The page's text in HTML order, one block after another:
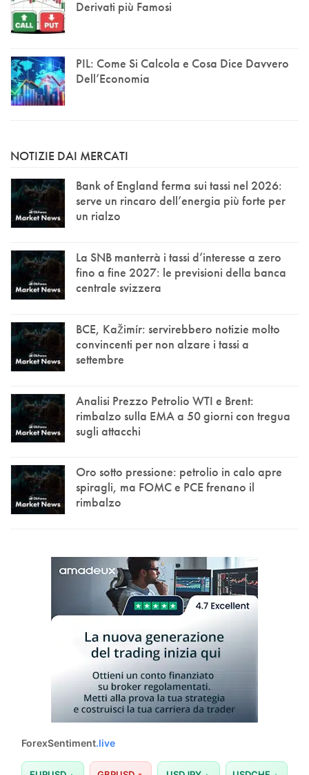
Derivati più Famosi
PIL: Come Si Calcola e Cosa Dice Davvero
Dell’Economia
NOTIZIE DAI MERCATI
Bank of England ferma sui tassi nel 2026:
serve un rincaro dell’energia più forte per
un rialzo
La SNB manterrà i tassi d’interesse a zero
fino a fine 2027: le previsioni della banca
centrale svizzera
BCE, Kažimír: servirebbero notizie molto
convincenti per non alzare i tassi a
settembre
Analisi Prezzo Petrolio WTI e Brent:
rimbalzo sulla EMA a 50 giorni con tregua
sugli attacchi
Oro sotto pressione: petrolio in calo apre
spiragli, ma FOMC e PCE frenano il
rimbalzo
ForexSentiment.live